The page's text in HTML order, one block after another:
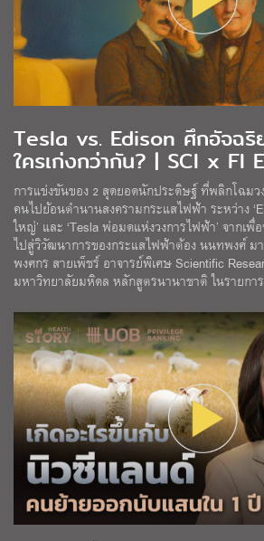
Tesla vs. Edison ศึกอัจฉริ
ใครเก่งกว่ากัน? | SCI x FI
การแข่งขันของ 2 สุดยอดนักประดิษฐ์ ที่พลิกโฉม
คนไปย้อนตำนานสงครามกระแสไฟฟ้า ระหว่าง
ใหญ่’ และ ‘Tesla พ่อมดแห่งวงการไฟฟ้า’ จากเ
ไปสู่วิวัฒนาการของกระแสไฟฟ้าต้อง นนทพงศ์ ม
พงศกร สายเพ็ชร์ อาจารย์พิเศษ Scientific
มหาวิทยาลัยมหิดล หลักสูตรนานาชาติ ในรายการ